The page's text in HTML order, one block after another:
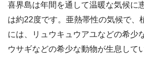
喜界島は年間を通して温暖な気候に
は約22度です。亜熱帯性の気候で、
には、リュウキュウアユなどの希少
ウサギなどの希少な動物が生息して